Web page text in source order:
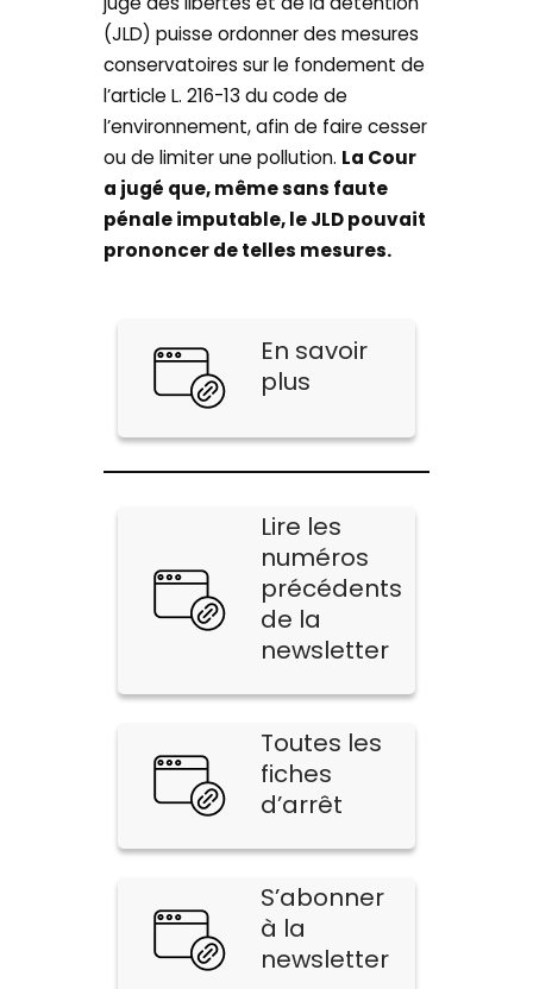
(JLD) puisse ordonner des mesures
conservatoires sur le fondement de
l’article L. 216-13 du code de
l’environnement, afin de faire cesser
ou de limiter une pollution. La Cour
a jugé que, même sans faute
pénale imputable, le JLD pouvait
prononcer de telles mesures.
En savoir
plus
Lire les
numéros
précédents
de la
newsletter
Toutes les
fiches
d’arrêt
S’abonner
à la
newsletter